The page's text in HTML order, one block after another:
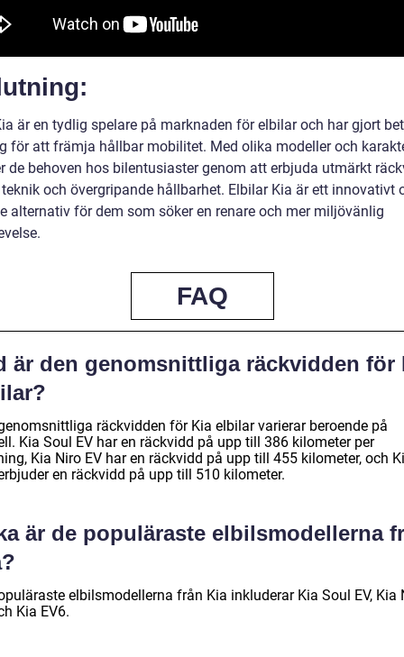
är en tydlig spelare på marknaden för elbilar och har gjort
för att främja hållbar mobilitet. Med olika modeller och
de behoven hos bilentusiaster genom att erbjuda utmärkt
och övergripande hållbarhet. Elbilar Kia är ett innovativt
alternativ för dem som söker en renare och mer miljövänlig
FAQ
är den genomsnittliga räckvidden för
räckvidden för Kia elbilar varierar beroende på
Kia Soul EV har en räckvidd på upp till 386 kilometer per
Kia Niro EV har en räckvidd på upp till 455 kilometer, och
en räckvidd på upp till 510 kilometer.
är de populäraste elbilsmodellerna
elbilsmodellerna från Kia inkluderar Kia Soul EV, Kia
Kia EV6.